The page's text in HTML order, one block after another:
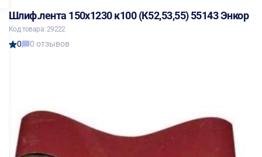
Шлиф.лента 150х1230 к100 (К52,53,55) 55143 Энкор
Код товара: 29222
0 0 отзывов